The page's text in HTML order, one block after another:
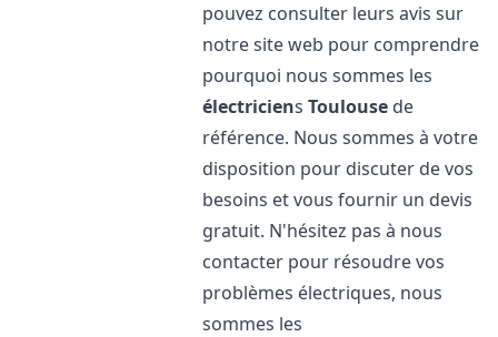
pouvez consulter leurs avis sur
notre site web pour comprendre
pourquoi nous sommes les
électriciensToulouse de
référence. Nous sommes à votre
disposition pour discuter de vos
besoins et vous fournir un devis
gratuit. N'hésitez pas à nous
contacter pour résoudre vos
problèmes électriques, nous
sommes les